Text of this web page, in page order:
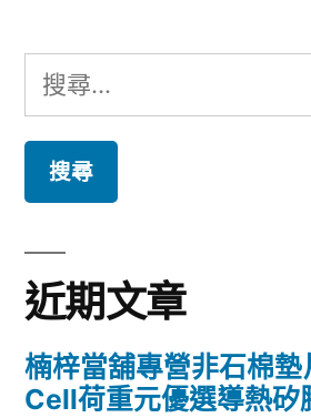
搜
尋
鍵
字:
近期文章
楠梓當舖專營非石棉
Cell荷重元優選導熱矽